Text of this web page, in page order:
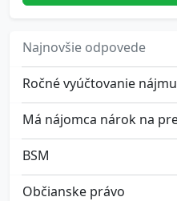
Najnovšie odpovede
Ročné vyúčtovanie nájmu
BSM
Občianske právo